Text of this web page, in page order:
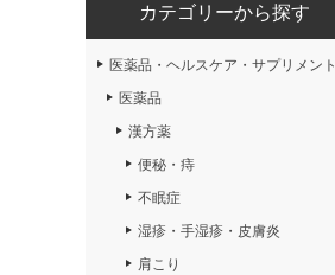
カテゴリーから探す
医薬品・ヘルスケア・サプリメント
医薬品
漢方薬
便秘・痔
不眠症
湿疹・手湿疹・皮膚炎
肩こり